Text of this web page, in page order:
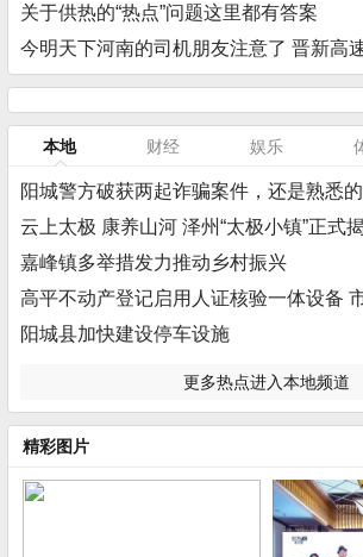
关于供热的“热点”问题这里都有答案
今明天下河南的司机朋友注意了 晋新高
本地 财经 娱乐
阳城警方破获两起诈骗案件，还是熟悉的
云上太极 康养山河 泽州“太极小镇”正式揭
嘉峰镇多举措发力推动乡村振兴
高平不动产登记启用人证核验一体设备
阳城县加快建设停车设施
更多热点进入本地频道
精彩图片